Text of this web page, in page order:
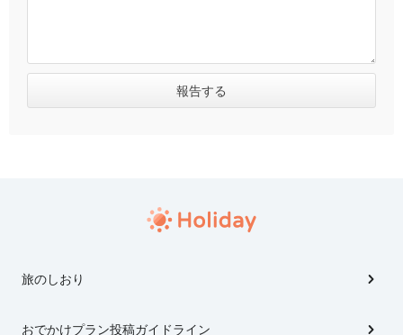
旅のしおり
おでかけプラン投稿ガイドライン